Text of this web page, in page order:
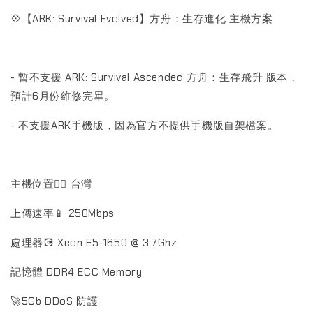
💠【ARK: Survival Evolved】方舟：生存進化 主機方案
- 暫不支援 ARK: Survival Ascended 方舟：生存飛升 版本，
預計6月份維修完畢。
- 不支援ARK手機版，因為官方不提供手機版自架檔案。
主機位置🏳️‍🌈 台灣
上傳速率📱 250Mbps
處理器💽 Xeon E5-1650 @ 3.7Ghz
記憶體 DDR4 ECC Memory
🚀5Gb DDoS 防護